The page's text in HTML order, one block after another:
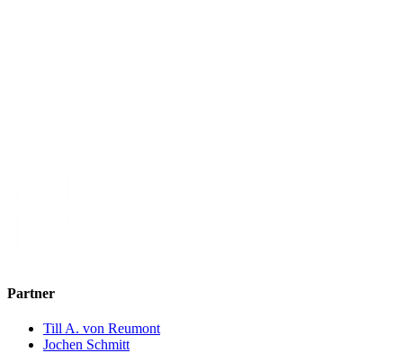
Partner
Till A. von Reumont
Jochen Schmitt